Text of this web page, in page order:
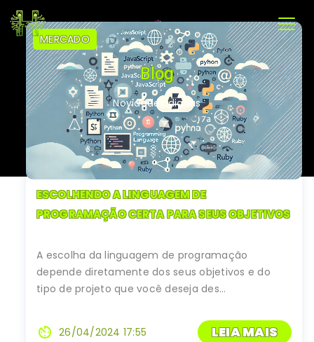
Blog
Novidades diarias
MERCADO
ESCOLHENDO A LINGUAGEM DE
PROGRAMAÇÃO CERTA PARA SEUS OBJETIVOS
A escolha da linguagem de programação
depende diretamente dos seus objetivos e do
tipo de projeto que você deseja des...
av_timer 26/04/2024 17:55 LEIA MAIS